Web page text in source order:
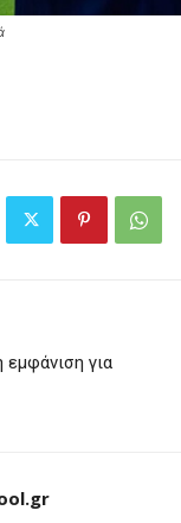
εμφάνιση για